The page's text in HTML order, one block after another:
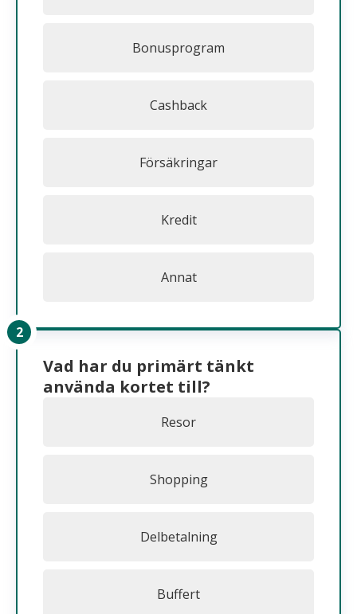
Bonusprogram
Cashback
Försäkringar
Kredit
Annat
Vad har du primärt tänkt
använda kortet till?
Resor
Shopping
Delbetalning
Buffert